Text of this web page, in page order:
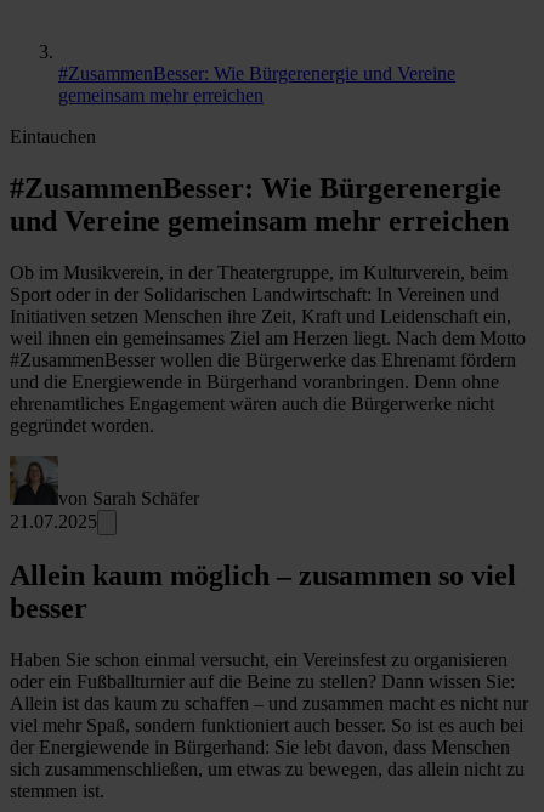
#ZusammenBesser: Wie Bürgerenergie und Vereine
gemeinsam mehr erreichen
Eintauchen
#ZusammenBesser: Wie Bürgerenergie
und Vereine gemeinsam mehr erreichen
Ob im Musikverein, in der Theatergruppe, im Kulturverein, beim
Sport oder in der Solidarischen Landwirtschaft: In Vereinen und
Initiativen setzen Menschen ihre Zeit, Kraft und Leidenschaft ein,
weil ihnen ein gemeinsames Ziel am Herzen liegt. Nach dem Motto
#ZusammenBesser wollen die Bürgerwerke das Ehrenamt fördern
und die Energiewende in Bürgerhand voranbringen. Denn ohne
ehrenamtliches Engagement wären auch die Bürgerwerke nicht
gegründet worden.
von Sarah Schäfer
21.07.2025
Allein kaum möglich – zusammen so viel
besser
Haben Sie schon einmal versucht, ein Vereinsfest zu organisieren
oder ein Fußballturnier auf die Beine zu stellen? Dann wissen Sie:
Allein ist das kaum zu schaffen – und zusammen macht es nicht nur
viel mehr Spaß, sondern funktioniert auch besser. So ist es auch bei
der Energiewende in Bürgerhand: Sie lebt davon, dass Menschen
sich zusammenschließen, um etwas zu bewegen, das allein nicht zu
stemmen ist.